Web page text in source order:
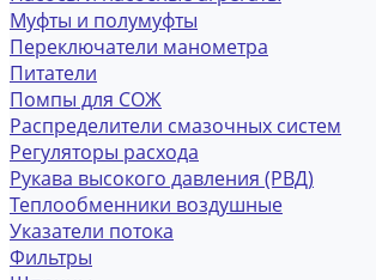
Муфты и полумуфты
Переключатели манометра
Питатели
Помпы для СОЖ
Распределители смазочных систем
Регуляторы расхода
Рукава высокого давления (РВД)
Теплообменники воздушные
Указатели потока
Фильтры